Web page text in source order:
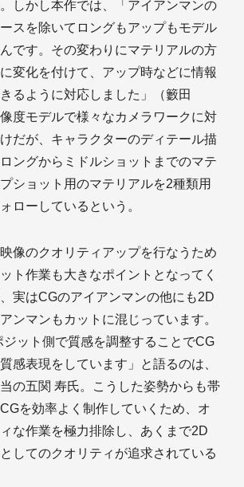
しかし本作では、「アイアンマンの
スを除いてロングもアップもモデル
です。その変わりにマテリアルの方
変化を付けて、アップ時などに情報
るように対応しました」（籔田
度モデルで様々なカメラワークに対
だが、キャラクターのディテール描
ングからミドルショットまでのマテ
ショット用のマテリアルを2種類用
ローしているという。
像のクオリティアップを行なうため
ト作業も大きなポイントとなってく
実はCGのアイアンマンの他にも2D
ンマンもカットに混じっています。
ジット側で質感を調整することでCG
感表現をしています」と語るのは、
の五関 寿氏。こうした姿勢からも帯
を効率よく制作していくため、オ
な作業を極力排除し、あくまで2D
してのクオリティが追求されている